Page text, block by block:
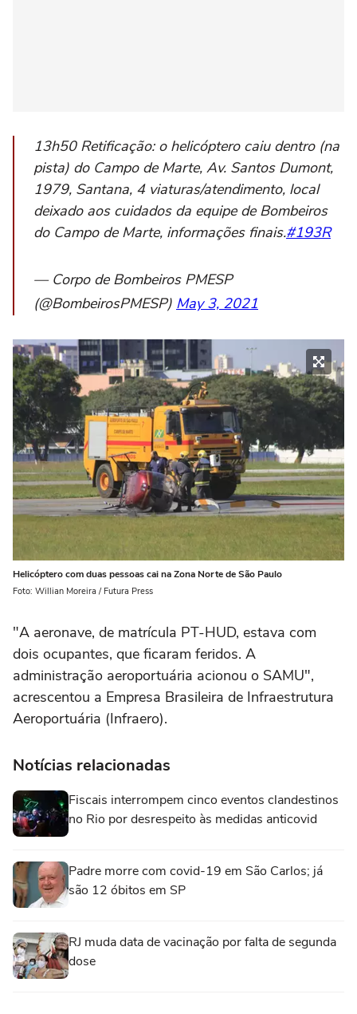
13h50 Retificação: o helicóptero caiu dentro (na
pista) do Campo de Marte, Av. Santos Dumont,
1979, Santana, 4 viaturas/atendimento, local
deixado aos cuidados da equipe de Bombeiros
do Campo de Marte, informações finais.#193R
— Corpo de Bombeiros PMESP
(@BombeirosPMESP) May 3, 2021
Helicóptero com duas pessoas cai na Zona Norte de São Paulo
Foto: Willian Moreira / Futura Press
"A aeronave, de matrícula PT-HUD, estava com
dois ocupantes, que ficaram feridos. A
administração aeroportuária acionou o SAMU",
acrescentou a Empresa Brasileira de Infraestrutura
Aeroportuária (Infraero).
Notícias relacionadas
Fiscais interrompem cinco eventos clandestinos
no Rio por desrespeito às medidas anticovid
Padre morre com covid-19 em São Carlos; já
são 12 óbitos em SP
RJ muda data de vacinação por falta de segunda
dose